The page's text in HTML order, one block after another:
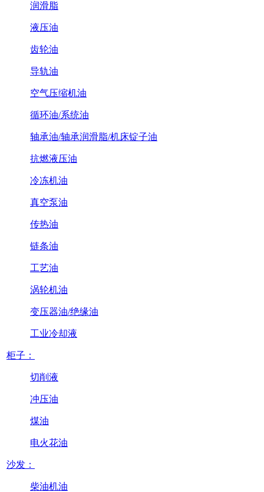
润滑脂
液压油
齿轮油
导轨油
空气压缩机油
循环油/系统油
轴承油/轴承润滑脂/机床锭子油
抗燃液压油
冷冻机油
真空泵油
传热油
链条油
工艺油
涡轮机油
变压器油/绝缘油
工业冷却液
柜子：
切削液
冲压油
煤油
电火花油
沙发：
柴油机油